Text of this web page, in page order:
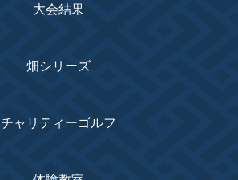
大会結果
畑シリーズ
チャリティーゴルフ